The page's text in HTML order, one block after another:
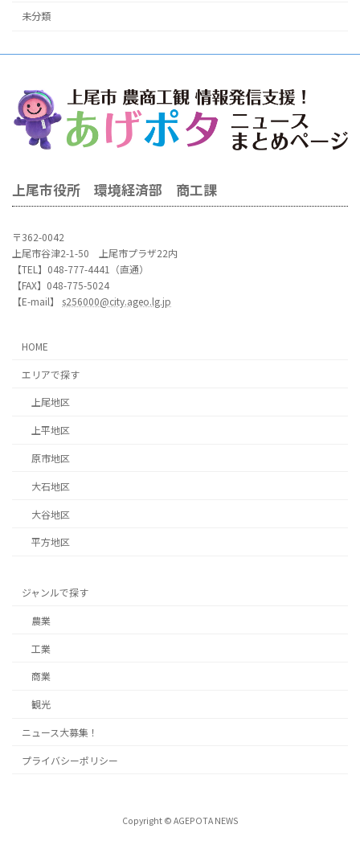
未分類
上尾市役所 環境経済部 商工課
〒362-0042
上尾市谷津2-1-50 上尾市プラザ22内
【TEL】048-777-4441（直通）
【FAX】048-775-5024
【E-mail】 s256000@city.ageo.lg.jp
HOME
エリアで探す
上尾地区
上平地区
原市地区
大石地区
大谷地区
平方地区
ジャンルで探す
農業
工業
商業
観光
ニュース大募集！
プライバシーポリシー
Copyright © AGEPOTA NEWS